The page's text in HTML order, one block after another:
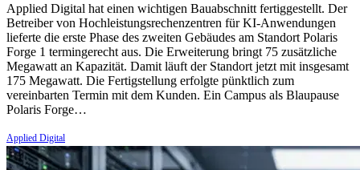
Applied Digital hat einen wichtigen Bauabschnitt fertiggestellt. Der
Betreiber von Hochleistungsrechenzentren für KI-Anwendungen
lieferte die erste Phase des zweiten Gebäudes am Standort Polaris
Forge 1 termingerecht aus. Die Erweiterung bringt 75 zusätzliche
Megawatt an Kapazität. Damit läuft der Standort jetzt mit insgesamt
175 Megawatt. Die Fertigstellung erfolgte pünktlich zum
vereinbarten Termin mit dem Kunden. Ein Campus als Blaupause
Polaris Forge…
Applied Digital